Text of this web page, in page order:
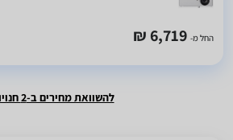
החל מ- 6,719 ₪
להשוואת מחירים ב-2 חנויות